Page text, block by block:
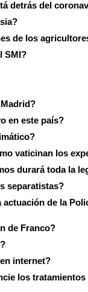
detrás del
de los
SMI?
en este país?
vaticinan los
durará toda la
separatistas?
de la
de Franco?
internet?
los tratamientos